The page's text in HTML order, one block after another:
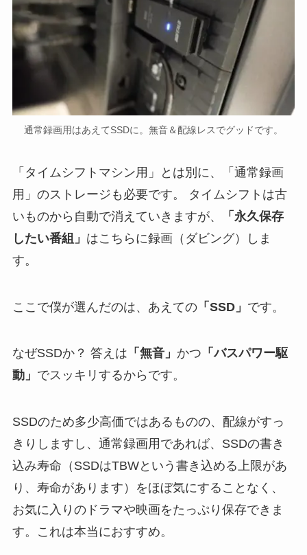
通常録画用はあえてSSDに。無音＆配線レスでグッドです。
「タイムシフトマシン用」とは別に、「通常録画
用」のストレージも必要です。 タイムシフトは古
いものから自動で消えていきますが、
「永久保存
したい番組」 はこちらに録画（ダビング）しま
す。
ここで僕が選んだのは、あえての「SSD」 です。
なぜSSDか？ 答えは 「無音」 かつ 「バスパワー駆
動」 でスッキリするからです。
SSDのため多少高価ではあるものの、配線がすっ
きりしますし、通常録画用であれば、SSDの書き
込み寿命（SSDはTBWという書き込める上限があ
り、寿命があります）をほぼ気にすることなく、
お気に入りのドラマや映画をたっぷり保存できま
す。これは本当におすすめ。